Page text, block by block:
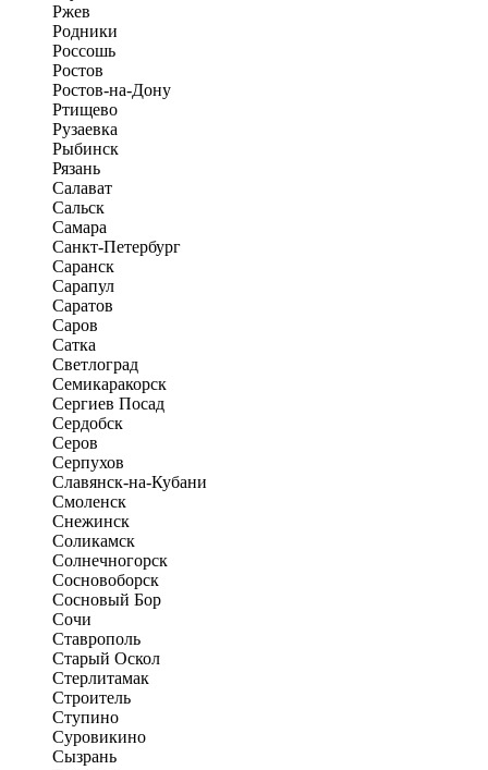
Ржев
Родники
Россошь
Ростов
Ростов-на-Дону
Ртищево
Рузаевка
Рыбинск
Рязань
Салават
Сальск
Самара
Санкт-Петербург
Саранск
Сарапул
Саратов
Саров
Сатка
Светлоград
Семикаракорск
Сергиев Посад
Сердобск
Серов
Серпухов
Славянск-на-Кубани
Смоленск
Снежинск
Соликамск
Солнечногорск
Сосновоборск
Сосновый Бор
Сочи
Ставрополь
Старый Оскол
Стерлитамак
Строитель
Ступино
Суровикино
Сызрань